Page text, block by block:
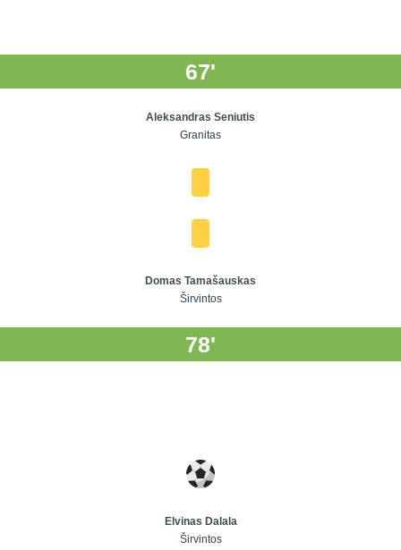
67'
Aleksandras Seniutis
Granitas
Domas Tamašauskas
Širvintos
78'
Elvinas Dalala
Širvintos